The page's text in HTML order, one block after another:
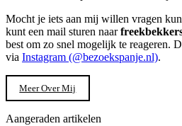
Mocht je iets aan mij willen vragen
kunt een mail sturen naar
best om zo snel mogelijk te reageren.
via Instagram (@bezoekspanje.nl).
Meer Over Mij
Aangeraden artikelen